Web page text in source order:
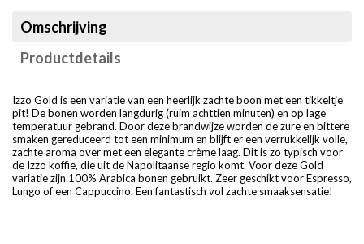
Omschrijving
Productdetails
Izzo Gold is een variatie van een heerlijk zachte boon met een tikkeltje
pit! De bonen worden langdurig (ruim achttien minuten) en op lage
temperatuur gebrand. Door deze brandwijze worden de zure en bittere
smaken gereduceerd tot een minimum en blijft er een verrukkelijk volle,
zachte aroma over met een elegante crème laag. Dit is zo typisch voor
de Izzo koffie, die uit de Napolitaanse regio komt. Voor deze Gold
variatie zijn 100% Arabica bonen gebruikt. Zeer geschikt voor Espresso,
Lungo of een Cappuccino. Een fantastisch vol zachte smaaksensatie!